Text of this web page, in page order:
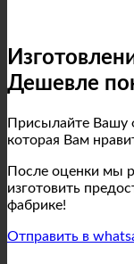
Дешевле
Присылайте Вашу
которая Вам
После оценки мы
изготовить
фабрике!
Отправить в